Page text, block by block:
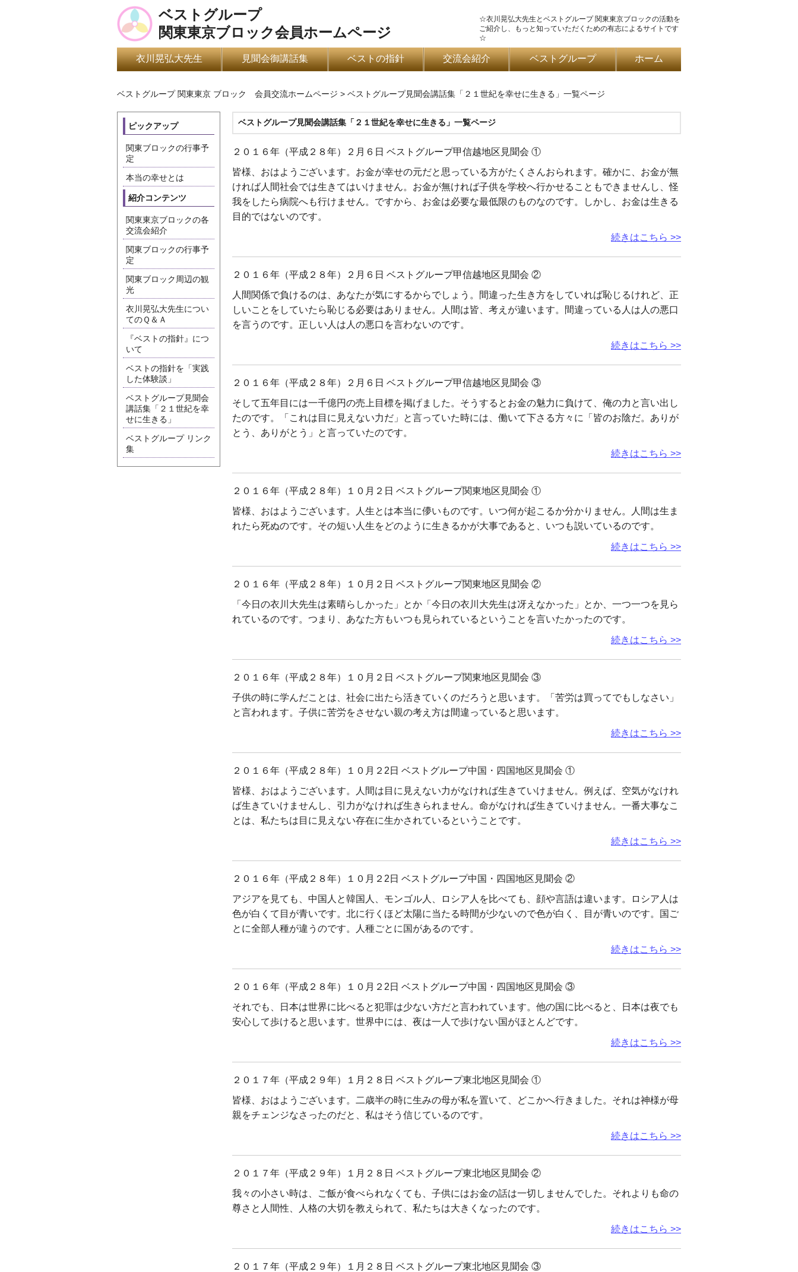
ベストグループ
関東東京ブロック会員ホームページ
☆衣川晃弘大先生とベストグループ 関東東京ブロックの活動を
ご紹介し、もっと知っていただくための有志によるサイトです
☆
衣川晃弘大先生 見聞会御講話集 ベストの指針 交流会紹介 ベストグループ ホーム
ベストグループ 関東東京 ブロック 会員交流ホームページ > ベストグループ見聞会講話集「２１世紀を幸せに生きる」一覧ページ
ピックアップ
関東ブロックの行事予
定
本当の幸せとは
紹介コンテンツ
関東東京ブロックの各
交流会紹介
関東ブロックの行事予
定
関東ブロック周辺の観
光
衣川晃弘大先生につい
てのＱ＆Ａ
『ベストの指針』につ
いて
ベストの指針を「実践
した体験談」
ベストグループ見聞会
講話集「２１世紀を幸
せに生きる」
ベストグループ リンク
集
ベストグループ見聞会講話集「２１世紀を幸せに生きる」一覧ページ
２０１６年（平成２８年）２月６日 ベストグループ甲信越地区見聞会 ①
皆様、おはようございます。お金が幸せの元だと思っている方がたくさんおられます。確かに、お金が無
ければ人間社会では生きてはいけません。お金が無ければ子供を学校へ行かせることもできませんし、怪
我をしたら病院へも行けません。ですから、お金は必要な最低限のものなのです。しかし、お金は生きる
目的ではないのです。
続きはこちら >>
２０１６年（平成２８年）２月６日 ベストグループ甲信越地区見聞会 ②
人間関係で負けるのは、あなたが気にするからでしょう。間違った生き方をしていれば恥じるけれど、正
しいことをしていたら恥じる必要はありません。人間は皆、考えが違います。間違っている人は人の悪口
を言うのです。正しい人は人の悪口を言わないのです。
続きはこちら >>
２０１６年（平成２８年）２月６日 ベストグループ甲信越地区見聞会 ③
そして五年目には一千億円の売上目標を掲げました。そうするとお金の魅力に負けて、俺の力と言い出し
たのです。「これは目に見えない力だ」と言っていた時には、働いて下さる方々に「皆のお陰だ。ありが
とう、ありがとう」と言っていたのです。
続きはこちら >>
２０１６年（平成２８年）１０月２日 ベストグループ関東地区見聞会 ①
皆様、おはようございます。人生とは本当に儚いものです。いつ何が起こるか分かりません。人間は生ま
れたら死ぬのです。その短い人生をどのように生きるかが大事であると、いつも説いているのです。
続きはこちら >>
２０１６年（平成２８年）１０月２日 ベストグループ関東地区見聞会 ②
「今日の衣川大先生は素晴らしかった」とか「今日の衣川大先生は冴えなかった」とか、一つ一つを見ら
れているのです。つまり、あなた方もいつも見られているということを言いたかったのです。
続きはこちら >>
２０１６年（平成２８年）１０月２日 ベストグループ関東地区見聞会 ③
子供の時に学んだことは、社会に出たら活きていくのだろうと思います。「苦労は買ってでもしなさい」
と言われます。子供に苦労をさせない親の考え方は間違っていると思います。
続きはこちら >>
２０１６年（平成２８年）１０月２2日 ベストグループ中国・四国地区見聞会 ①
皆様、おはようございます。人間は目に見えない力がなければ生きていけません。例えば、空気がなけれ
ば生きていけませんし、引力がなければ生きられません。命がなければ生きていけません。一番大事なこ
とは、私たちは目に見えない存在に生かされているということです。
続きはこちら >>
２０１６年（平成２８年）１０月２2日 ベストグループ中国・四国地区見聞会 ②
アジアを見ても、中国人と韓国人、モンゴル人、ロシア人を比べても、顔や言語は違います。ロシア人は
色が白くて目が青いです。北に行くほど太陽に当たる時間が少ないので色が白く、目が青いのです。国ご
とに全部人種が違うのです。人種ごとに国があるのです。
続きはこちら >>
２０１６年（平成２８年）１０月２2日 ベストグループ中国・四国地区見聞会 ③
それでも、日本は世界に比べると犯罪は少ない方だと言われています。他の国に比べると、日本は夜でも
安心して歩けると思います。世界中には、夜は一人で歩けない国がほとんどです。
続きはこちら >>
２０１７年（平成２９年）１月２８日 ベストグループ東北地区見聞会 ①
皆様、おはようございます。二歳半の時に生みの母が私を置いて、どこかへ行きました。それは神様が母
親をチェンジなさったのだと、私はそう信じているのです。
続きはこちら >>
２０１７年（平成２９年）１月２８日 ベストグループ東北地区見聞会 ②
我々の小さい時は、ご飯が食べられなくても、子供にはお金の話は一切しませんでした。それよりも命の
尊さと人間性、人格の大切を教えられて、私たちは大きくなったのです。
続きはこちら >>
２０１７年（平成２９年）１月２８日 ベストグループ東北地区見聞会 ③